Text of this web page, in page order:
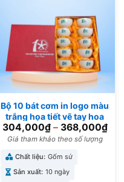
Bộ 10 bát cơm in logo màu
trắng họa tiết vẽ tay hoa
sen xanh BBC-01
304,000₫– 368,000₫
Giá tham khảo theo số lượng
Chất liệu: Gốm sứ
Sản xuất: 10 ngày